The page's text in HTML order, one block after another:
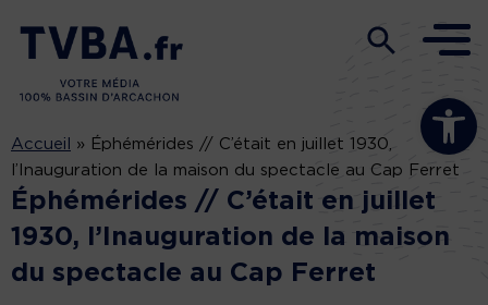
Ouvrir la
Accueil » Éphémérides // C’était en juillet 1930,
l’Inauguration de la maison du spectacle au Cap Ferret
Éphémérides // C’était en juillet
1930, l’Inauguration de la maison
du spectacle au Cap Ferret